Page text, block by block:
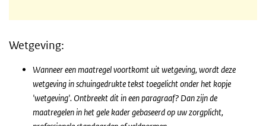
Wetgeving:
Wanneer een maatregel voortkomt uit wetgeving, wordt deze
wetgeving in schuingedrukte tekst toegelicht onder het kopje
'wetgeving'. Ontbreekt dit in een paragraaf? Dan zijn de
maatregelen in het gele kader gebaseerd op uw zorgplicht,